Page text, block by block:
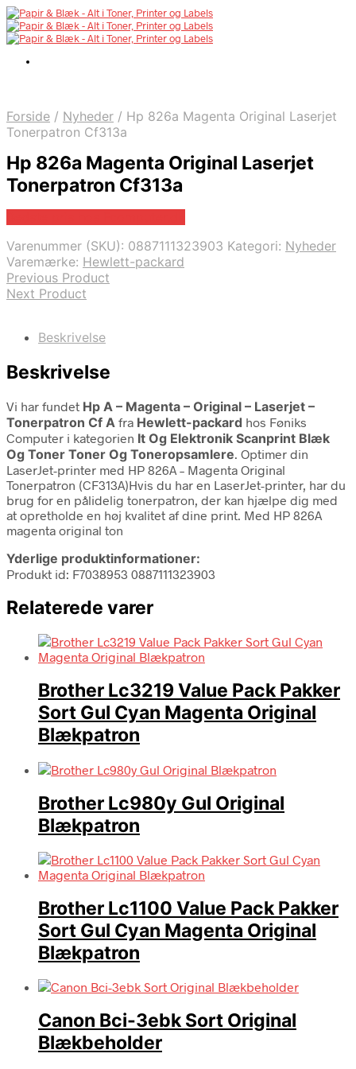
Forside / Nyheder / Hp 826a Magenta Original Laserjet
Tonerpatron Cf313a
Hp 826a Magenta Original Laserjet
Tonerpatron Cf313a
Varenummer (SKU): 0887111323903 Kategori: Nyheder
Varemærke: Hewlett-packard
Previous Product
Next Product
Beskrivelse
Beskrivelse
Vi har fundet Hp A – Magenta – Original – Laserjet –
Tonerpatron Cf A fra Hewlett-packard hos Føniks
Computer i kategorien It Og Elektronik Scanprint Blæk
Og Toner Toner Og Toneropsamlere. Optimer din
LaserJet-printer med HP 826A – Magenta Original
Tonerpatron (CF313A)Hvis du har en LaserJet-printer, har du
brug for en pålidelig tonerpatron, der kan hjælpe dig med
at opretholde en høj kvalitet af dine print. Med HP 826A
magenta original ton
Yderlige produktinformationer:
Produkt id: F7038953 0887111323903
Relaterede varer
Brother Lc3219 Value Pack Pakker
Sort Gul Cyan Magenta Original
Blækpatron
Brother Lc980y Gul Original
Blækpatron
Brother Lc1100 Value Pack Pakker
Sort Gul Cyan Magenta Original
Blækpatron
Canon Bci-3ebk Sort Original
Blækbeholder